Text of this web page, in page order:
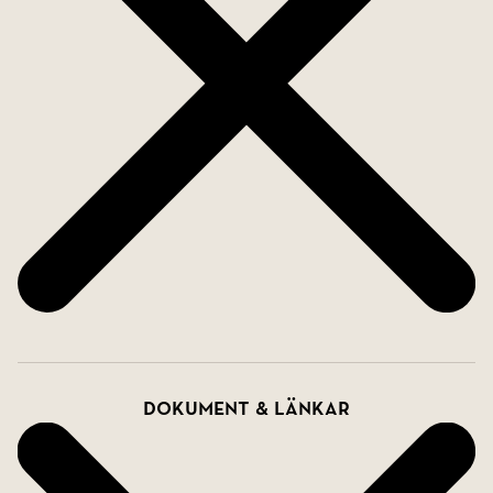
ytterligare en plan yta som tidigare varit
tennisplan. I norrläge ligger entrén och
dubbelgaraget med en fint stenlagd plan yta.
OM NORRA LAGNÖ
Norra Lagnö är ett skyddat villaområde för dig som
uppskattar kombinationen av skärgårdskänsla och
närheten till Stockholm. Här har du
skärgårdsmiljön året runt med lugnet och naturen
i ett grönt havsnära läge. Här blandas charmig
skärgårdshus med nyare hus som ofta byggs i
äldre stil. Norra Lagnö förskola och skola har
verksamhet från förskola till årskurs 3 och
Lagnövallens rymliga och välutrustade sal passar
Dokument & länkar